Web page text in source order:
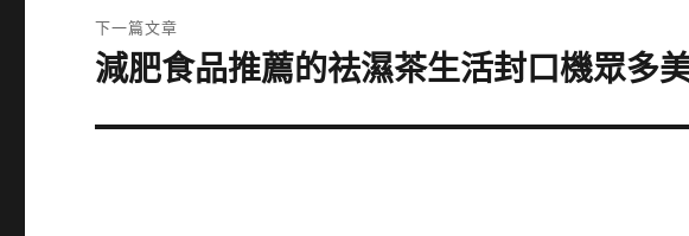
文
章:
下一篇文章
下
篇
減肥食品推薦的祛濕茶生活封口機眾多